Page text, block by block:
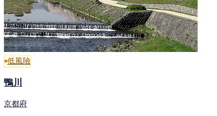
低風險
鴨川
京都府